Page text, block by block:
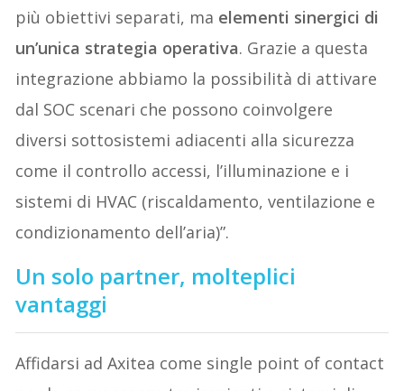
più obiettivi separati, ma elementi sinergici di
un’unica strategia operativa. Grazie a questa
integrazione abbiamo la possibilità di attivare
dal SOC scenari che possono coinvolgere
diversi sottosistemi adiacenti alla sicurezza
come il controllo accessi, l’illuminazione e i
sistemi di HVAC (riscaldamento, ventilazione e
condizionamento dell’aria)”.
Un solo partner, molteplici
vantaggi
Affidarsi ad Axitea come single point of contact